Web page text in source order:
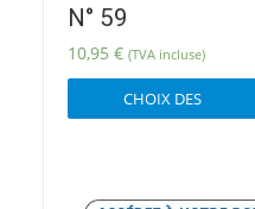
N° 59
10,95 € (TVA incluse)
CHOIX DES